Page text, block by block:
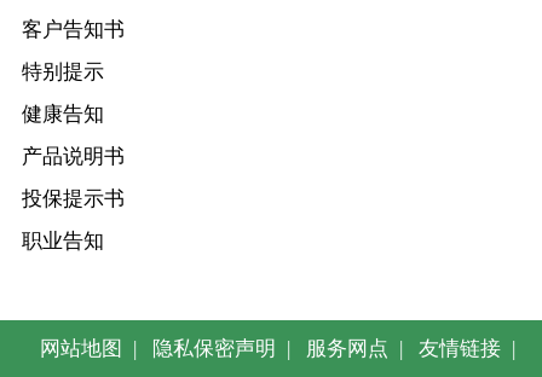
客户告知书
特别提示
健康告知
产品说明书
投保提示书
职业告知
网站地图 | 隐私保密声明 | 服务网点 | 友情链接 |